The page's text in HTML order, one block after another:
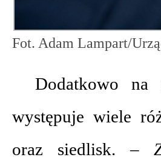
Fot. Adam Lampart/
Dodatkowo na
występuje wiele
oraz siedlisk.–